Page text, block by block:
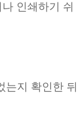
인쇄하기 쉬
는지 확인한 뒤